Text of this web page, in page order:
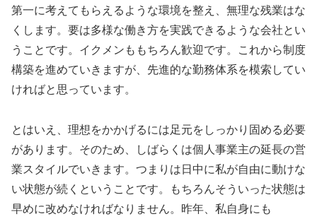
第一に考えてもらえるような環境を整え、無理な残業はな
くします。要は多様な働き方を実践できるような会社とい
うことです。イクメンももちろん歓迎です。これから制度
構築を進めていきますが、先進的な勤務体系を模索してい
ければと思っています。
とはいえ、理想をかかげるには足元をしっかり固める必要
があります。そのため、しばらくは個人事業主の延長の営
業スタイルでいきます。つまりは日中に私が自由に動けな
い状態が続くということです。もちろんそういった状態は
早めに改めなければなりません。昨年、私自身にも